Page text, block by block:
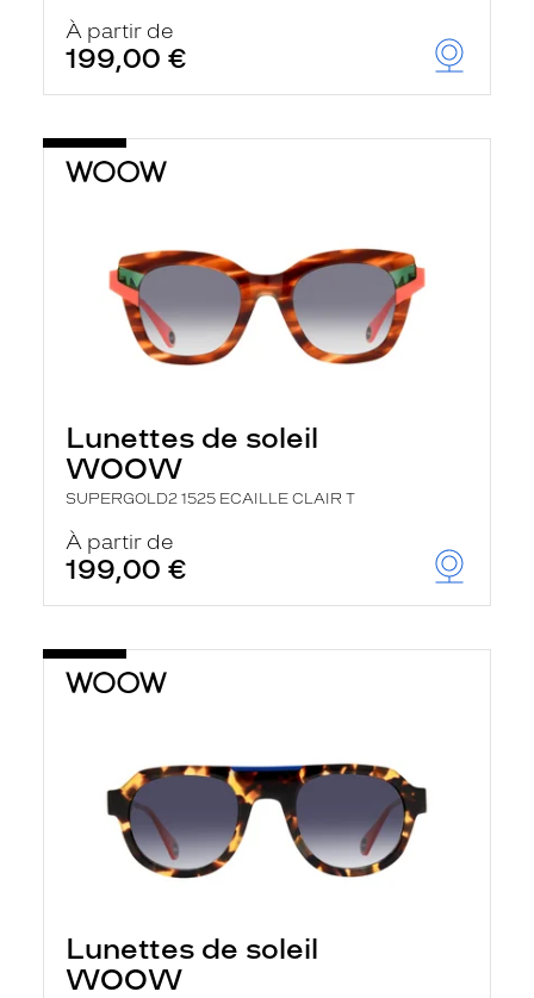
À partir de
199,00 €
Lunettes de soleil
WOOW
SUPERGOLD2 1525 ECAILLE CLAIR T
À partir de
199,00 €
Lunettes de soleil
WOOW